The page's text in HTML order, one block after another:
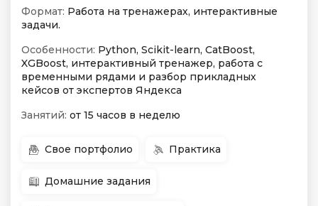
Формат: Работа на тренажерах, интерактивные
задачи.
Особенности: Python, Scikit-learn, CatBoost,
XGBoost, интерактивный тренажер, работа с
временными рядами и разбор прикладных
кейсов от экспертов Яндекса
Занятий: от 15 часов в неделю
Свое портфолио Практика
Домашние задания